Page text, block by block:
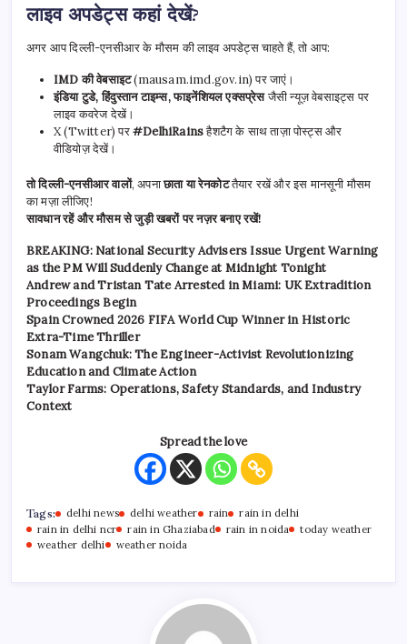
लाइव अपडेट्स कहां देखें?
अगर आप दिल्ली-एनसीआर के मौसम की लाइव अपडेट्स चाहते हैं, तो आप:
IMD की वेबसाइट(mausam.imd.gov.in) पर जाएं।
इंडिया टुडे, हिंदुस्तान टाइम्स, फाइनेंशियल एक्सप्रेसजैसी न्यूज़ वेबसाइट्स पर
लाइव कवरेज देखें।
X (Twitter) पर#DelhiRainsहैशटैग के साथ ताज़ा पोस्ट्स और
वीडियोज़ देखें।
तो दिल्ली-एनसीआर वालों, अपनाछाता या रेनकोटतैयार रखें और इस मानसूनी मौसम
का मज़ा लीजिए!
सावधान रहें और मौसम से जुड़ी खबरों पर नज़र बनाए रखें!
BREAKING: National Security Advisers Issue Urgent Warning
as the PM Will Suddenly Change at Midnight Tonight
Andrew and Tristan Tate Arrested in Miami: UK Extradition
Proceedings Begin
Spain Crowned 2026 FIFA World Cup Winner in Historic
Extra-Time Thriller
Sonam Wangchuk: The Engineer-Activist Revolutionizing
Education and Climate Action
Taylor Farms: Operations, Safety Standards, and Industry
Context
Spread the love
Tags: delhi news delhi weather rain
rain in delhi
rain in delhi ncr
rain in Ghaziabad rain in noida
today weather
weather delhi
weather noida